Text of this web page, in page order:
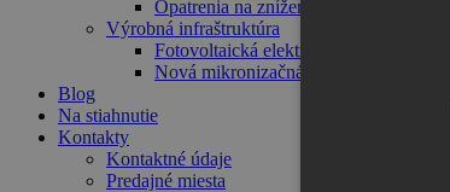
Opatrenia na zníženie prašnosti
Výrobná infraštruktúra
Fotovoltaická elektráreň
Nová mikronizačná linka
Blog
Na stiahnutie
Kontakty
Kontaktné údaje
Predajné miesta